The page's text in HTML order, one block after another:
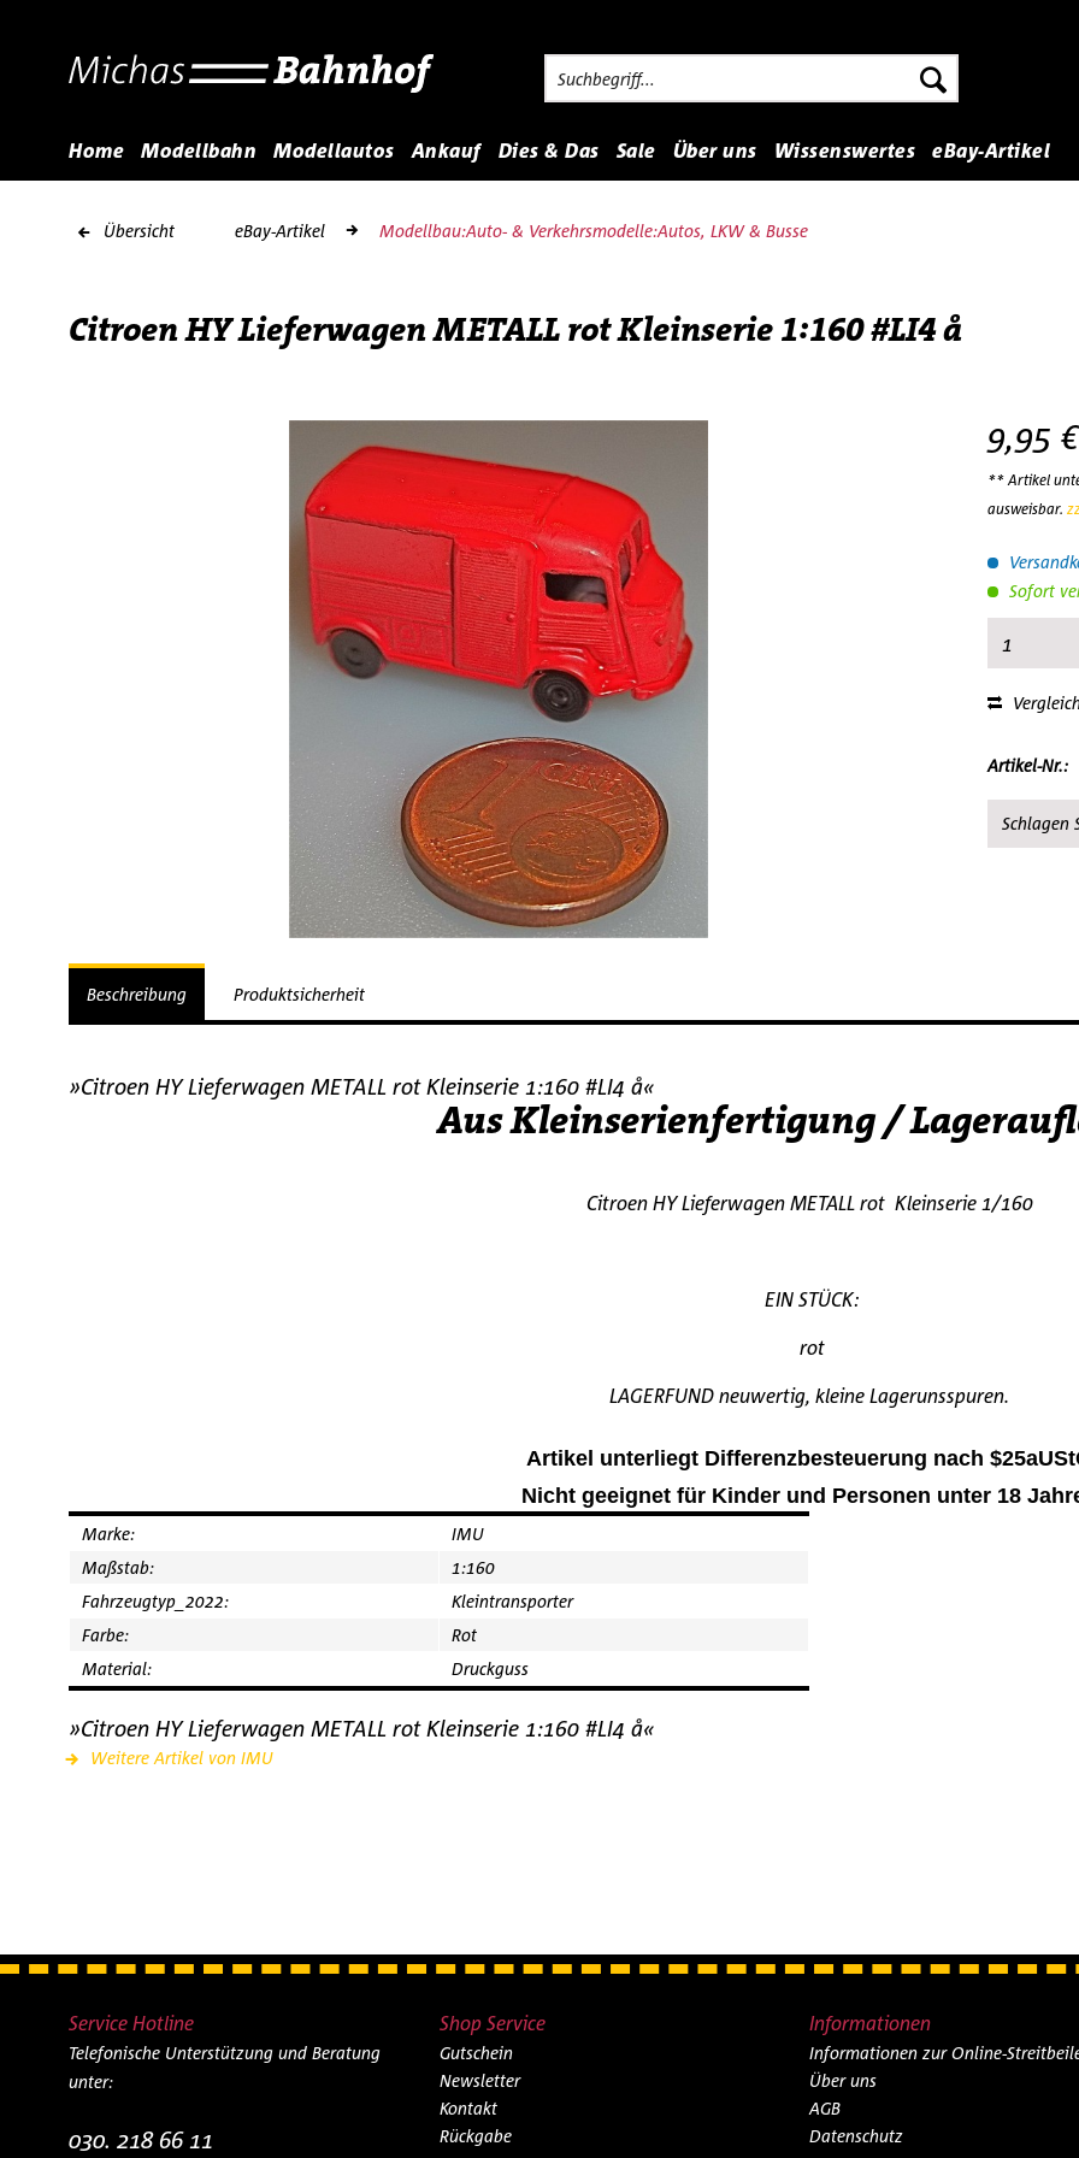
Home Modellbahn Modellautos Ankauf Dies & Das Sale Über uns Wissenswertes eBay-Artikel
Übersicht eBay-Artikel Modellbau:Auto- & Verkehrsmodelle:Autos, LKW & Busse
Citroen HY Lieferwagen METALL rot Kleinserie 1:160 #LI4 å
9,95
** Artikel
ausweisbar.
Sofort
Artikel-Nr.:
Schlagen
Beschreibung Produktsicherheit
»Citroen HY Lieferwagen METALL rot Kleinserie 1:160 #LI4 å«
Aus Kleinserienfertigung /
Citroen HY Lieferwagen METALL rot Kleinserie 1/160
EIN STÜCK:
rot
LAGERFUND neuwertig, kleine Lagerunsspuren.
Artikel unterliegt Differenzbesteuerung nach
Nicht geeignet für Kinder und Personen unter 18
Marke:
IMU
Maßstab:
1:160
Fahrzeugtyp_2022:
Kleintransporter
Farbe:
Rot
Material:
Druckguss
»Citroen HY Lieferwagen METALL rot Kleinserie 1:160 #LI4 å«
Weitere Artikel von IMU
Service Hotline
Telefonische Unterstützung und Beratung
unter:
030. 218 66 11
Shop Service
Gutschein
Newsletter
Kontakt
Rückgabe
Informationen
Informationen zur Online-
Über uns
AGB
Datenschutz